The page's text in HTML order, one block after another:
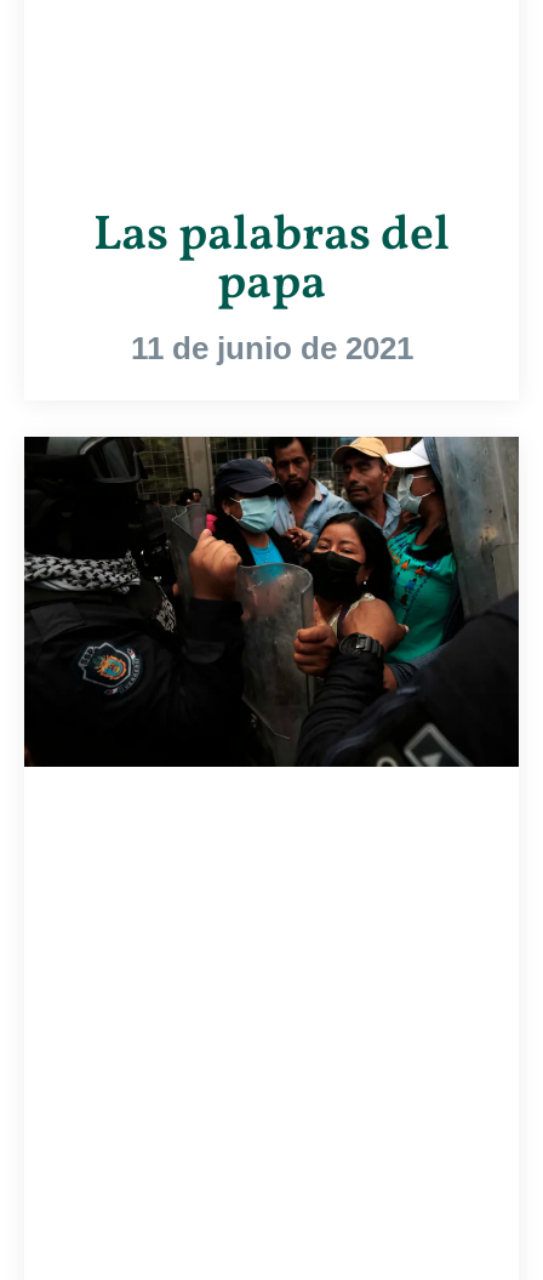
Las palabras del
papa
11 de junio de 2021